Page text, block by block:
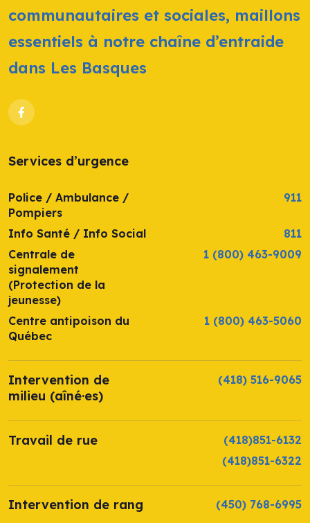
communautaires et sociales, maillons
essentiels à notre chaîne d’entraide
dans Les Basques
Services d’urgence
Police / Ambulance /
Pompiers
911
Info Santé / Info Social
811
Centrale de
signalement
(Protection de la
jeunesse)
1 (800) 463-9009
Centre antipoison du
Québec
1 (800) 463-5060
Intervention de
milieu (aîné·es)
(418) 516-9065
Travail de rue
(418)851-6132
(418)851-6322
Intervention de rang (450) 768-6995